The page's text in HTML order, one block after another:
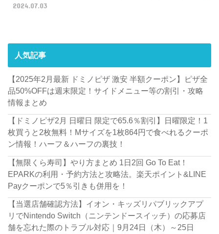
2024.07.03
人気記事
【2025年2月最新 ドミノピザ 激安 半額クーポン】ピザ全
品50%OFFは週末限定！サイドメニュー等の割引・攻略
情報まとめ
【ドミノピザ2月 日曜日 限定で65.6％割引】日曜限定！1
枚買うと2枚無料！Mサイズを1枚864円で食べれるクーポ
ン情報！ハーフ＆ハーフの裏技！
【無限くら寿司】やり方まとめ 1日2回 Go To Eat！
EPARKの利用・予約方法と攻略法。楽天ポイント&LINE
Payクーポンで5％引きも併用を！
【当選店舗確認方法】イオン・キッズリパブリックアプ
リでNintendo Switch（ニンテンドースイッチ）の応募店
舗を忘れた際のトラブル対応｜9月24日（木）～25日